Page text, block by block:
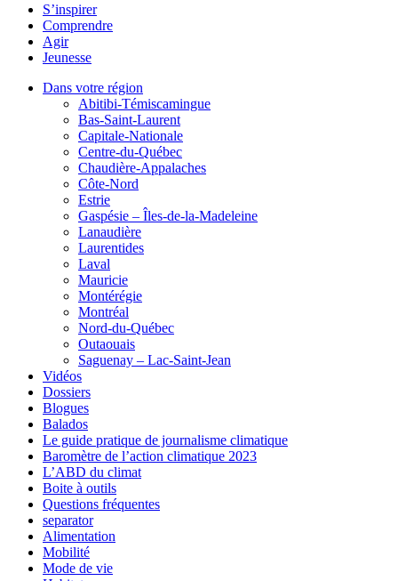
S’inspirer
Comprendre
Agir
Jeunesse
Dans votre région
Abitibi-Témiscamingue
Bas-Saint-Laurent
Capitale-Nationale
Centre-du-Québec
Chaudière-Appalaches
Côte-Nord
Estrie
Gaspésie – Îles-de-la-Madeleine
Lanaudière
Laurentides
Laval
Mauricie
Montérégie
Montréal
Nord-du-Québec
Outaouais
Saguenay – Lac-Saint-Jean
Vidéos
Dossiers
Blogues
Balados
Le guide pratique de journalisme climatique
Baromètre de l’action climatique 2023
L’ABD du climat
Boite à outils
Questions fréquentes
separator
Alimentation
Mobilité
Mode de vie